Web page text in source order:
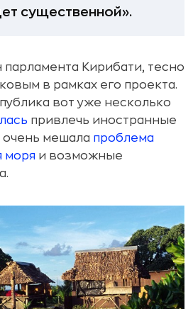
существенной».
Кирибати, тесно
в рамках его проекта.
вот уже несколько
привлечь иностранные
мешала проблема
моря и возможные